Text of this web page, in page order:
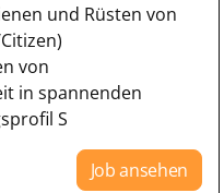
und Rüsten von
von
in spannenden
S
Job ansehen